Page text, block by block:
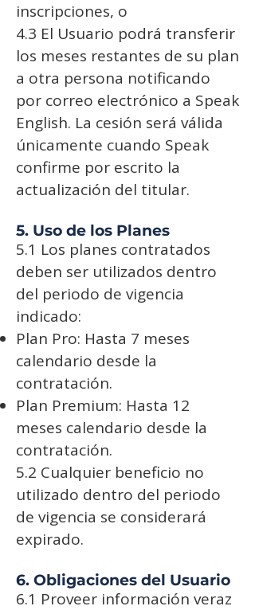
inscripciones, o
4.3 El Usuario podrá transferir
los meses restantes de su plan
a otra persona notificando
por correo electrónico a Speak
English. La cesión será válida
únicamente cuando Speak
confirme por escrito la
actualización del titular.
5. Uso de los Planes
5.1 Los planes contratados
deben ser utilizados dentro
del periodo de vigencia
indicado:
Plan Pro: Hasta 7 meses
calendario desde la
contratación.
Plan Premium: Hasta 12
meses calendario desde la
contratación.
5.2 Cualquier beneficio no
utilizado dentro del periodo
de vigencia se considerará
expirado.
6. Obligaciones del Usuario
6.1 Proveer información veraz